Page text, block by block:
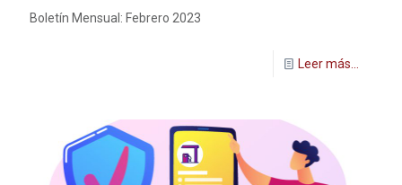
Boletín Mensual: Febrero 2023
Leer más...